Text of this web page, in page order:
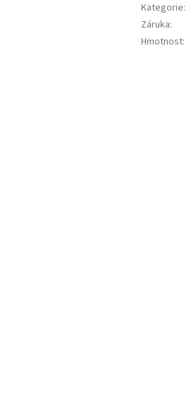
Kategorie:
Záruka:
Hmotnost: